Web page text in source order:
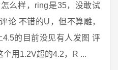
么样，ring是35，没敢试
论 不错的U，但不算雕，
4.5的目前没见有人发图 评
用1.2V超的4.2，R ...